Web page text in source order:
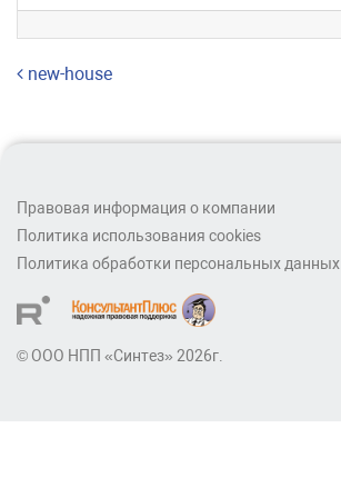
Навигация по записям
new-house
Правовая информация о компании
Политика использования cookies
Политика обработки персональных данных
© ООО НПП «Синтез» 2026г.